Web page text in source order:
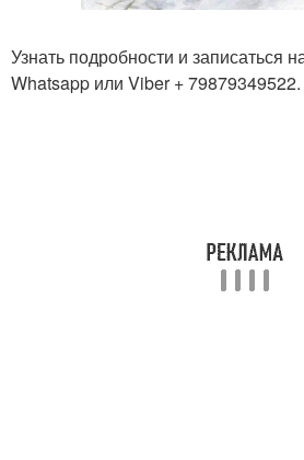
Узнать подробности и записаться
Whatsapp или Viber + 79879349522.